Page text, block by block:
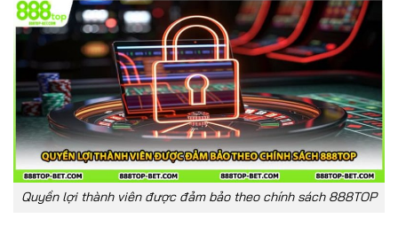
Quyền lợi thành viên được đảm bảo theo chính sách 888TOP